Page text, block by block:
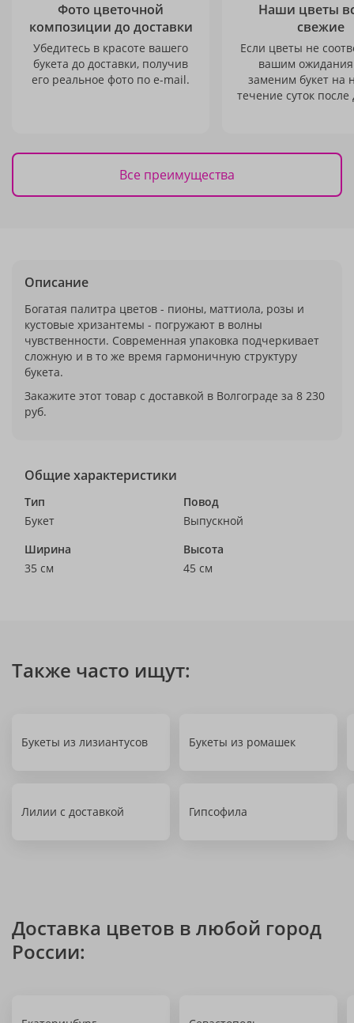
Фото цветочной
композиции до доставки
Убедитесь в красоте вашего
букета до доставки, получив
его реальное фото по e-mail.
Наши цветы
свежие
Если цветы не
вашим
заменим букет на
течение суток после
Все преимущества
Описание
Богатая палитра цветов - пионы, маттиола, розы и
кустовые хризантемы - погружают в волны
чувственности. Современная упаковка подчеркивает
сложную и в то же время гармоничную структуру
букета.
Закажите этот товар с доставкой в Волгограде за 8 230
руб.
Общие характеристики
Тип
Букет
Повод
Выпускной
Ширина
35 см
Высота
45 см
Также часто ищут:
Букеты из лизиантусов Букеты из ромашек
Лилии с доставкой Гипсофила
Доставка цветов в любой город
России: